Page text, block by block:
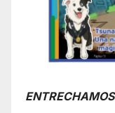
ENTRECHAMOS